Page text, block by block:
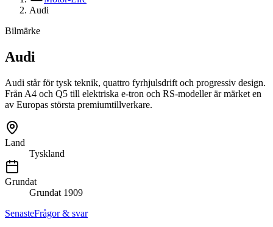
Audi
Bilmärke
Audi
Audi står för tysk teknik, quattro fyrhjulsdrift och progressiv design.
Från A4 och Q5 till elektriska e-tron och RS-modeller är märket en
av Europas största premiumtillverkare.
Land
Tyskland
Grundat
Grundat 1909
SenasteFrågor & svar